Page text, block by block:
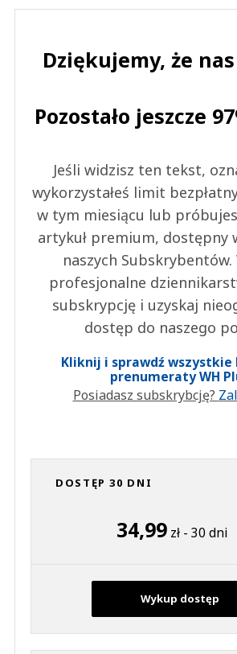
Dziękujemy, że
Pozostało jeszcze
Jeśli widzisz ten tekst,
wykorzystałeś limit
w tym miesiącu lub
artykuł premium, dostępny
naszych
profesjonalne
subskrypcję i uzyskaj
dostęp do naszego
Kliknij i sprawdź wszystkie
prenumeraty WH
Posiadasz subskrybcję?
DOSTĘP 30 DNI
34,99 zł - 30 dni
Wykup dostęp